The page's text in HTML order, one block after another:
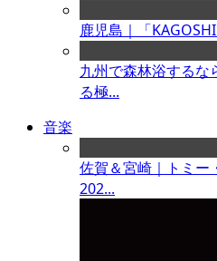
鹿児島｜「
九州で森林浴するな
る極...
音楽
佐賀＆宮崎｜トミー
202...